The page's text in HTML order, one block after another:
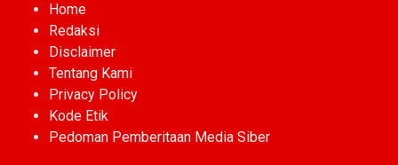
Home
Redaksi
Disclaimer
Tentang Kami
Privacy Policy
Kode Etik
Pedoman Pemberitaan Media Siber